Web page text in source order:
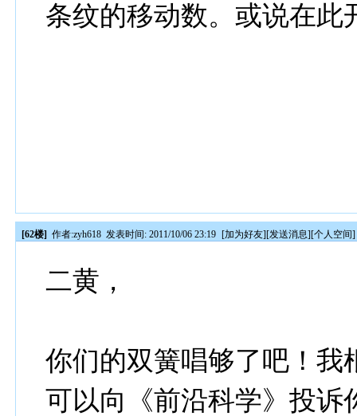
条纹的移动数。或说在此
[62楼] 作者:zyh618 发表时间: 2011/10/06 23:19 [加为好友][发送消息][个人空间]
二黄，
你们的双簧唱够了吧！我
可以向《前沿科学》投诉